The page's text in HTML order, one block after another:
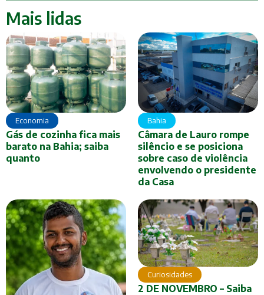
Mais lidas
Economia
Gás de cozinha fica mais
barato na Bahia; saiba
quanto
Bahia
Câmara de Lauro rompe
silêncio e se posiciona
sobre caso de violência
envolvendo o presidente
da Casa
Curiosidades
2 DE NOVEMBRO – Saiba